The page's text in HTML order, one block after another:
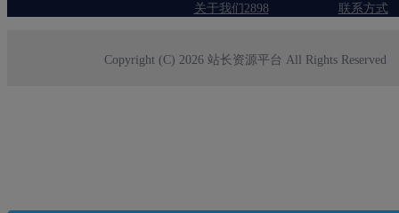
关于我们2898 联系方式
Copyright (C) 2026 站长资源平台 All Rights Reserved